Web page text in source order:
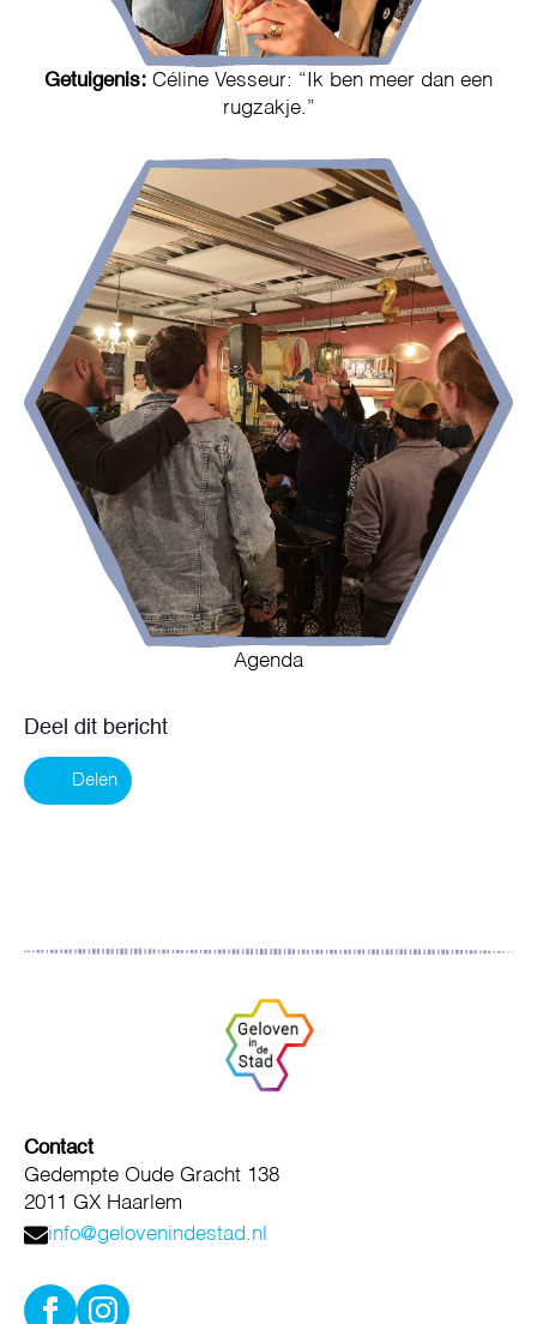
Getuigenis: Céline Vesseur: “Ik ben meer dan een
rugzakje.”
Agenda
Deel dit bericht
Delen
Contact
Gedempte Oude Gracht 138
2011 GX Haarlem
info@gelovenindestad.nl